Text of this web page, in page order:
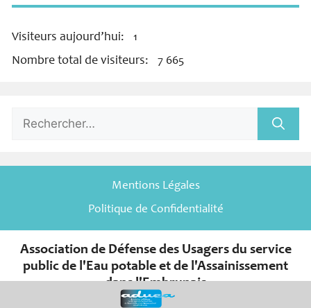
Visiteurs aujourd’hui: 1
Nombre total de visiteurs: 7 665
Rechercher :
Mentions Légales
Politique de Confidentialité
Association de Défense des Usagers du service
public de l'Eau potable et de l'Assainissement
dans l'Embrunais